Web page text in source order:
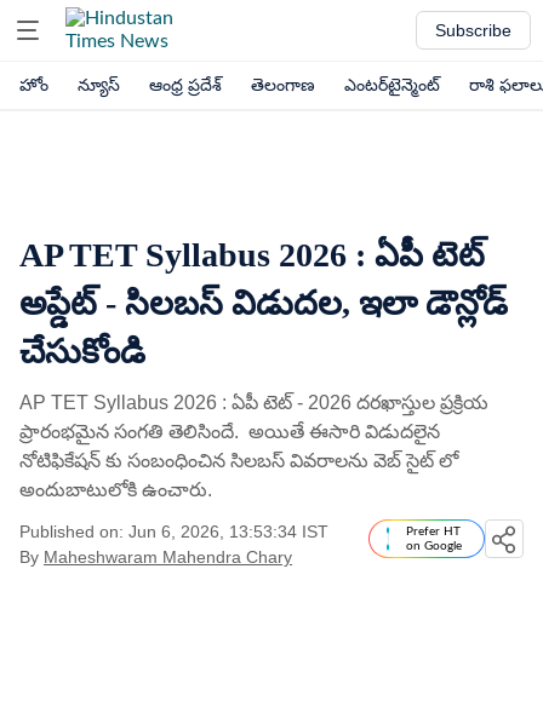
Subscribe
హోం న్యూస్ ఆంధ్ర ప్రదేశ్ తెలంగాణ ఎంటర్‌టైన్మెంట్ రాశి
AP TET Syllabus 2026 : ఏపీ టెట్
అప్డేట్ - సిలబస్ విడుదల, ఇలా డౌన్లోడ్
చేసుకోండి
AP TET Syllabus 2026 : ఏపీ టెట్ - 2026 దరఖాస్తుల ప్రక్రియ
ప్రారంభమైన సంగతి తెలిసిందే. అయితే ఈసారి విడుదలైన
నోటిఫికేషన్ కు సంబంధించిన సిలబస్ వివరాలను వెబ్ సైట్ లో
అందుబాటులోకి ఉంచారు.
Published on: Jun 6, 2026, 13:53:34 IST
By Maheshwaram Mahendra Chary
Prefer HT
on Google